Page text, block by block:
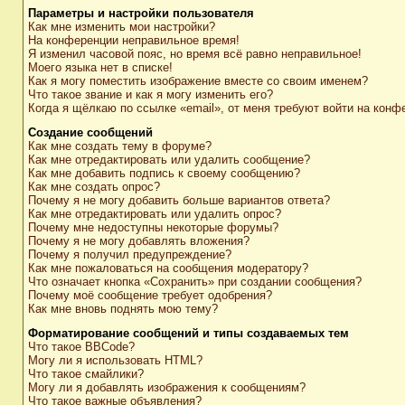
Параметры и настройки пользователя
Как мне изменить мои настройки?
На конференции неправильное время!
Я изменил часовой пояс, но время всё равно неправильное!
Моего языка нет в списке!
Как я могу поместить изображение вместе со своим именем?
Что такое звание и как я могу изменить его?
Когда я щёлкаю по ссылке «email», от меня требуют войти на
Создание сообщений
Как мне создать тему в форуме?
Как мне отредактировать или удалить сообщение?
Как мне добавить подпись к своему сообщению?
Как мне создать опрос?
Почему я не могу добавить больше вариантов ответа?
Как мне отредактировать или удалить опрос?
Почему мне недоступны некоторые форумы?
Почему я не могу добавлять вложения?
Почему я получил предупреждение?
Как мне пожаловаться на сообщения модератору?
Что означает кнопка «Сохранить» при создании сообщения?
Почему моё сообщение требует одобрения?
Как мне вновь поднять мою тему?
Форматирование сообщений и типы создаваемых тем
Что такое BBCode?
Могу ли я использовать HTML?
Что такое смайлики?
Могу ли я добавлять изображения к сообщениям?
Что такое важные объявления?